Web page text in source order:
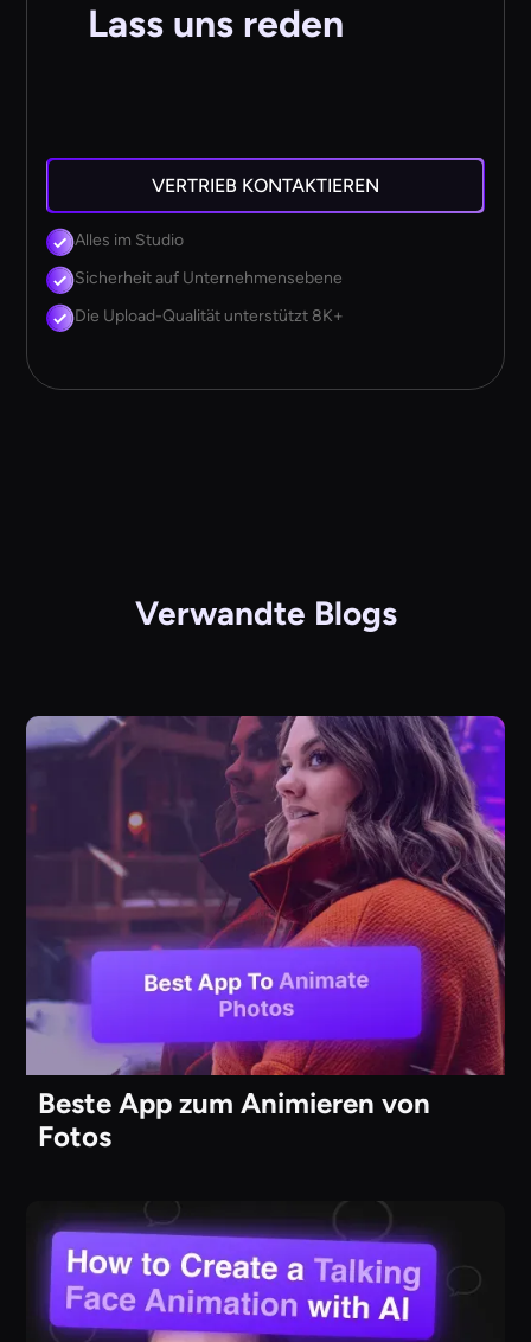
Lass uns reden
VERTRIEB KONTAKTIEREN
Alles im Studio
Sicherheit auf Unternehmensebene
Die Upload-Qualität unterstützt 8K+
Verwandte Blogs
Beste App zum Animieren von
Fotos